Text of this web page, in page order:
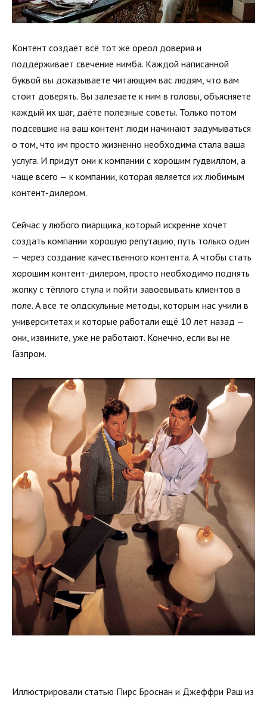
Контент создаёт всё тот же ореол доверия и
поддерживает свечение нимба. Каждой написанной
буквой вы доказываете читающим вас людям, что вам
стоит доверять. Вы залезаете к ним в головы, объясняете
каждый их шаг, даёте полезные советы. Только потом
подсевшие на ваш контент люди начинают задумываться
о том, что им просто жизненно необходима стала ваша
услуга. И придут они к компании с хорошим гудвиллом, а
чаще всего — к компании, которая является их любимым
контент-дилером.
Сейчас у любого пиарщика, который искренне хочет
создать компании хорошую репутацию, путь только один
— через создание качественного контента. А чтобы стать
хорошим контент-дилером, просто необходимо поднять
жопку с тёплого стула и пойти завоевывать клиентов в
поле. А все те олдскульные методы, которым нас учили в
университетах и которые работали ещё 10 лет назад —
они, извините, уже не работают. Конечно, если вы не
Газпром.
Иллюстрировали статью Пирс Броснан и Джеффри Раш из